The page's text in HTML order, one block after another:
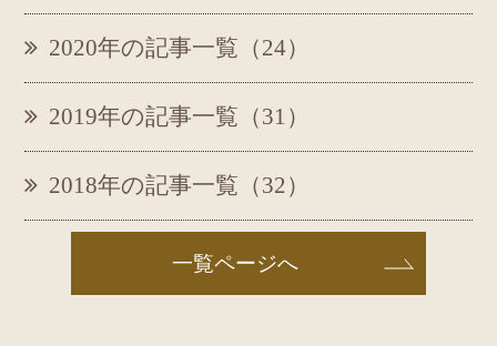
2020年の記事一覧（24）
2019年の記事一覧（31）
2018年の記事一覧（32）
一覧ページへ